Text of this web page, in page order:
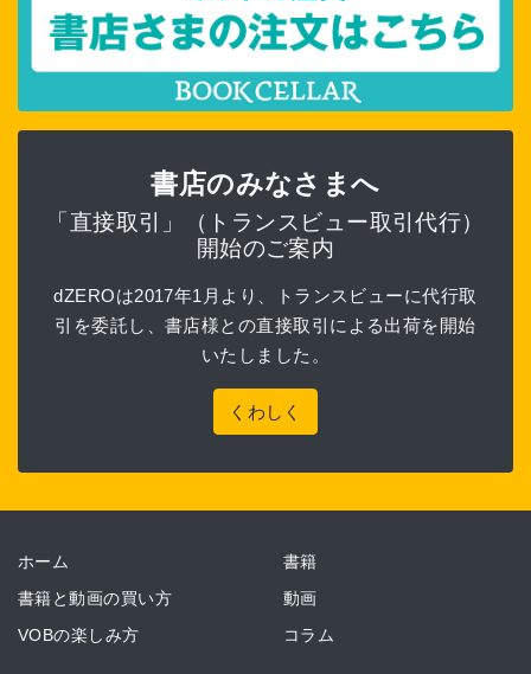
書店のみなさまへ
「直接取引」（トランスビュー取引代行）
開始のご案内
dZEROは2017年1月より、トランスビューに代行取
引を委託し、書店様との直接取引による出荷を開始
いたしました。
くわしく
ホーム
書籍と動画の買い方
VOBの楽しみ方
書籍
動画
コラム